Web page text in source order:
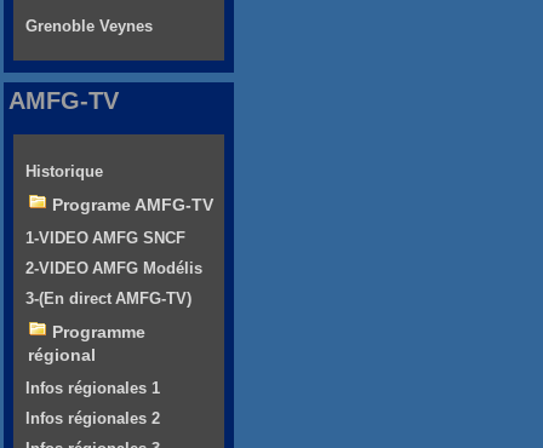
Grenoble Veynes
AMFG-TV
Historique
Programe AMFG-TV
1-VIDEO AMFG SNCF
2-VIDEO AMFG Modélis
3-(En direct AMFG-TV)
Programme
régional
Infos régionales 1
Infos régionales 2